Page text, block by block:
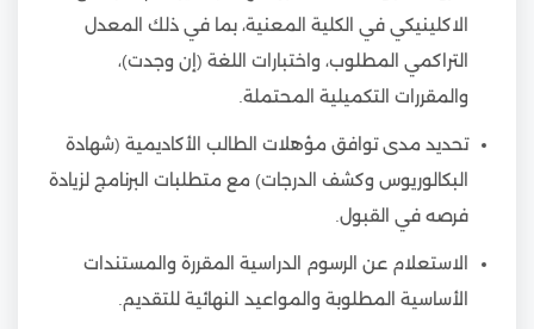
الاكلينيكي في الكلية المعنية، بما في ذلك المعدل
التراكمي المطلوب، واختبارات اللغة (إن وجدت)،
والمقررات التكميلية المحتملة.
تحديد مدى توافق مؤهلات الطالب الأكاديمية (شهادة
البكالوريوس وكشف الدرجات) مع متطلبات البرنامج لزيادة
فرصه في القبول.
الاستعلام عن الرسوم الدراسية المقررة والمستندات
الأساسية المطلوبة والمواعيد النهائية للتقديم.